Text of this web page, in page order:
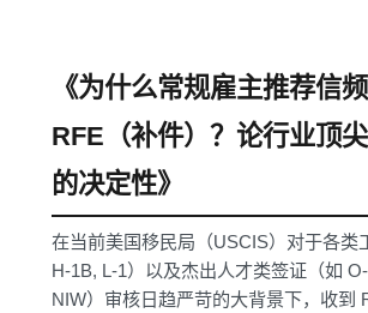
《为什么常规雇主推荐信
RFE（补件）？论行业顶
的决定性》
在当前美国移民局（USCIS）对于各类
H-1B, L-1）以及杰出人才类签证（如
NIW）审核日趋严苛的大背景下，收到